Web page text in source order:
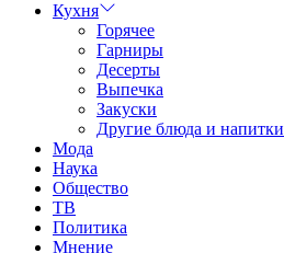
Кухня
Горячее
Гарниры
Десерты
Выпечка
Закуски
Другие блюда и напитки
Мода
Наука
Общество
ТВ
Политика
Мнение